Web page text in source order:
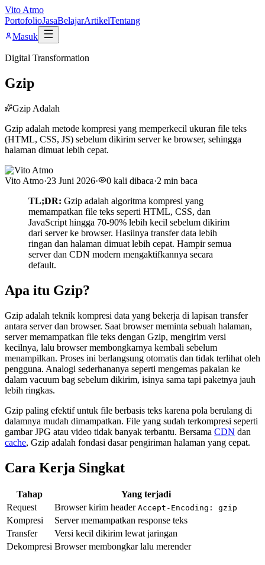
Vito Atmo
PortofolioJasaBelajarArtikelTentang
Masuk
Digital Transformation
Gzip
Gzip Adalah
Gzip adalah metode kompresi yang memperkecil ukuran file teks
(HTML, CSS, JS) sebelum dikirim server ke browser, sehingga
halaman dimuat lebih cepat.
Vito Atmo·23 Juni 2026· 0 kali dibaca·2 min baca
TL;DR: Gzip adalah algoritma kompresi yang
memampatkan file teks seperti HTML, CSS, dan
JavaScript hingga 70-90% lebih kecil sebelum dikirim
dari server ke browser. Hasilnya transfer data lebih
ringan dan halaman dimuat lebih cepat. Hampir semua
server dan CDN modern mengaktifkannya secara
default.
Apa itu Gzip?
Gzip adalah teknik kompresi data yang bekerja di lapisan transfer
antara server dan browser. Saat browser meminta sebuah halaman,
server memampatkan file teks dengan Gzip, mengirim versi
kecilnya, lalu browser membongkarnya kembali sebelum
menampilkan. Proses ini berlangsung otomatis dan tidak terlihat oleh
pengguna. Analogi sederhananya seperti mengemas pakaian ke
dalam vacuum bag sebelum dikirim, isinya sama tapi paketnya jauh
lebih ringkas.
Gzip paling efektif untuk file berbasis teks karena pola berulang di
dalamnya mudah dimampatkan. File yang sudah terkompresi seperti
gambar JPG atau video tidak banyak terbantu. Bersama CDN dan
cache, Gzip adalah fondasi dasar pengiriman halaman yang cepat.
Cara Kerja Singkat
Tahap
Yang terjadi
Request
Browser kirim header Accept-Encoding: gzip
Kompresi
Server memampatkan response teks
Transfer
Versi kecil dikirim lewat jaringan
Dekompresi Browser membongkar lalu merender